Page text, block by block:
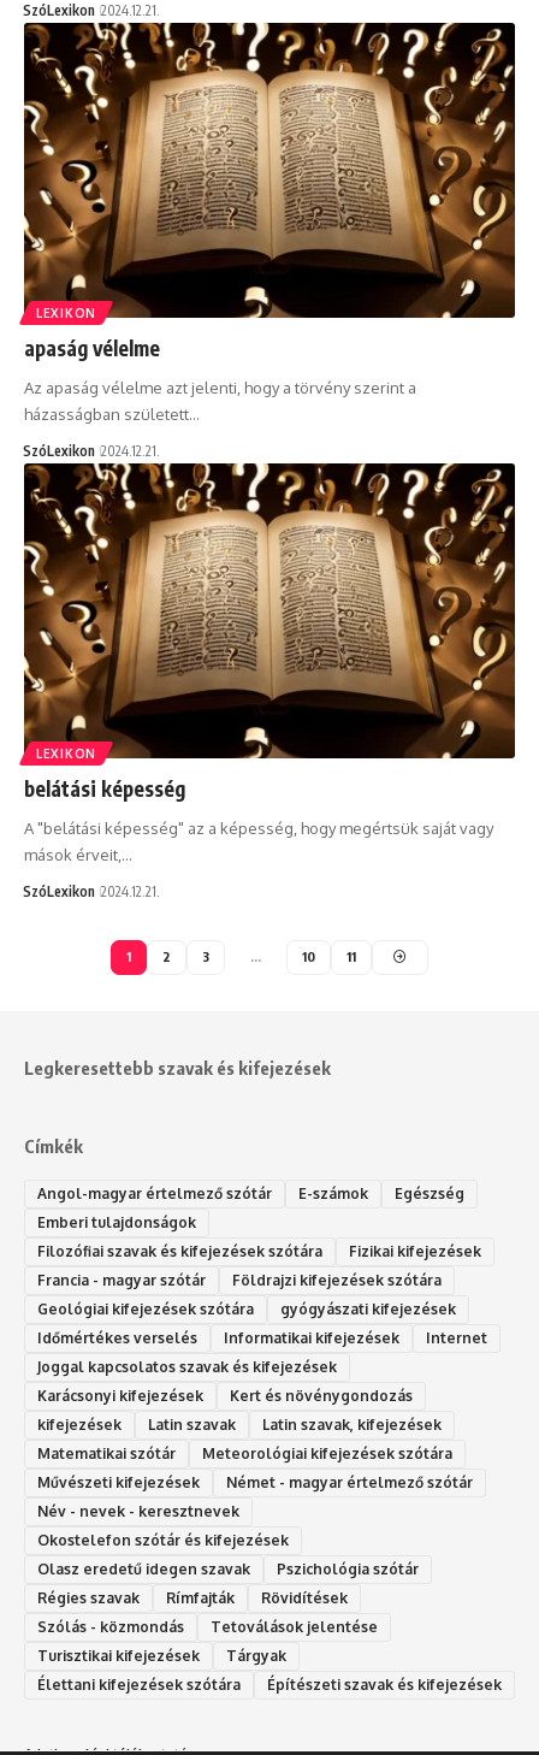
SzóLexikon 2024.12.21.
LEXIKON
apaság vélelme
Az apaság vélelme azt jelenti, hogy a törvény szerint a
házasságban született…
SzóLexikon 2024.12.21.
LEXIKON
belátási képesség
A "belátási képesség" az a képesség, hogy megértsük saját vagy
mások érveit,…
SzóLexikon 2024.12.21.
1 2 3 … 10 11
Legkeresettebb szavak és kifejezések
Címkék
Angol-magyar értelmező szótár E-számok
Egészség
Emberi tulajdonságok
Filozófiai szavak és kifejezések szótára
Fizikai kifejezések
Francia - magyar szótár
Földrajzi kifejezések szótára
Geológiai kifejezések szótára
gyógyászati kifejezések
Időmértékes verselés
Informatikai kifejezések
Internet
Joggal kapcsolatos szavak és kifejezések
Karácsonyi kifejezések
Kert és növénygondozás
kifejezések
Latin szavak
Latin szavak, kifejezések
Matematikai szótár
Meteorológiai kifejezések szótára
Művészeti kifejezések
Német - magyar értelmező szótár
Név - nevek - keresztnevek
Okostelefon szótár és kifejezések
Olasz eredetű idegen szavak
Ps‮gólohciz‬ia s‮átóz‬r
Régies szavak
Rímfajták
Rövidítések
Szólás - közmondás
Tetoválások jelentése
Turisztikai kifejezések
Tárgyak
Élettani kifejezések szótára
Építészeti szavak és kifejezések